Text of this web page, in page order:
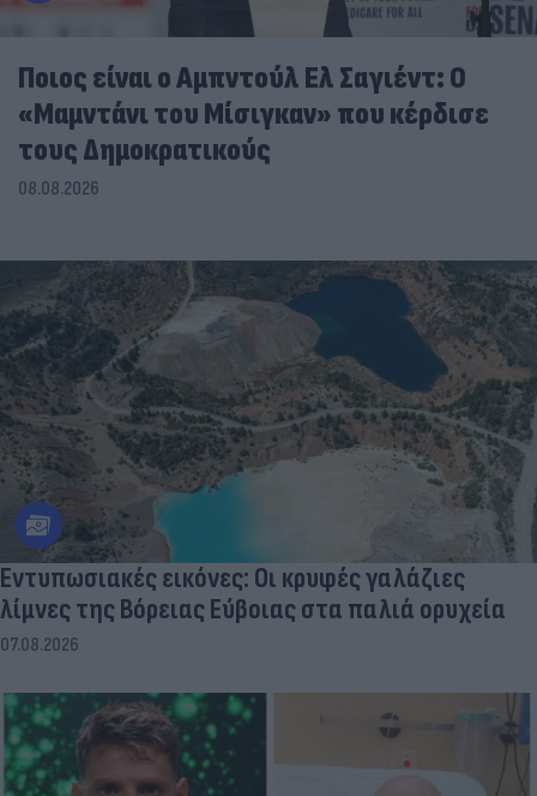
Ποιος είναι ο Αμπντούλ Ελ Σαγιέντ: Ο
«Μαμντάνι του Μίσιγκαν» που κέρδισε
τους Δημοκρατικούς
08.08.2026
Εντυπωσιακές εικόνες: Οι κρυφές γαλάζιες
λίμνες της Βόρειας Εύβοιας στα παλιά ορυχεία
07.08.2026